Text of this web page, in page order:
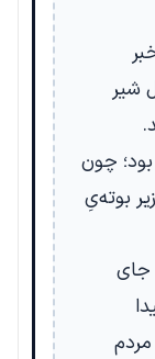
شیر
چون
بوته‌یِ
جای